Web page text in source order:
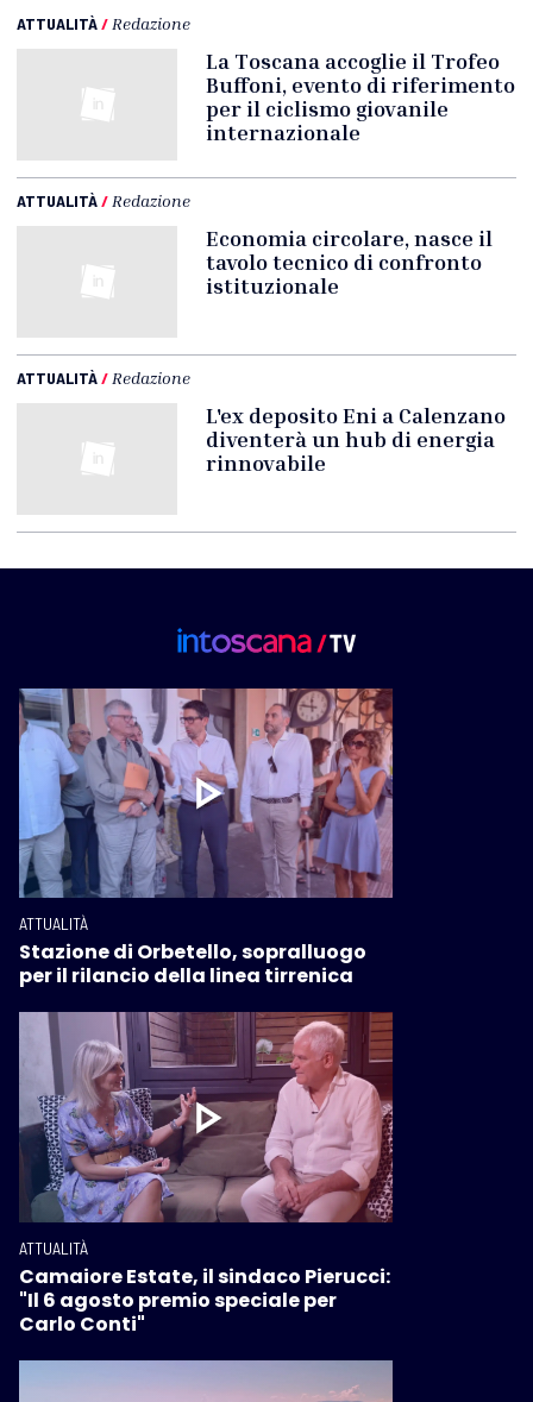
ATTUALITÀ/ Redazione
La Toscana accoglie il Trofeo
Buffoni, evento di riferimento
per il ciclismo giovanile
internazionale
ATTUALITÀ/ Redazione
Economia circolare, nasce il
tavolo tecnico di confronto
istituzionale
ATTUALITÀ/ Redazione
L'ex deposito Eni a Calenzano
diventerà un hub di energia
rinnovabile
ATTUALITÀ
Stazione di Orbetello, sopralluogo
per il rilancio della linea tirrenica
ATTUALITÀ
Camaiore Estate, il sindaco Pierucci:
"Il 6 agosto premio speciale per
Carlo Conti"